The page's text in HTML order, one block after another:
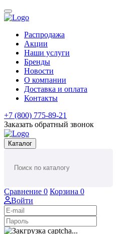
Распродажа
Акции
Наши услуги
Бренды
Новости
О компании
Доставка и оплата
Контакты
+7 (800) 775-89-21
Заказать обратный звонок
Каталог
Сравнение 0 Корзина 0
Войти